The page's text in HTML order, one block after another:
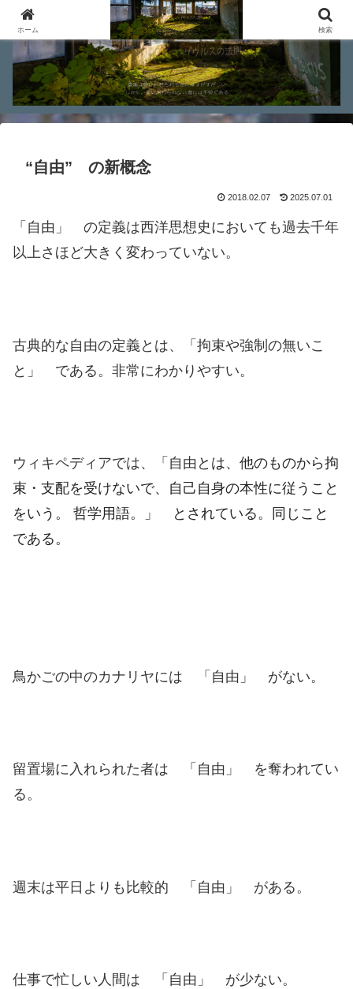
“自由” の新概念
2018.02.07 2025.07.01
「自由」 の定義は西洋思想史においても過去千年
以上さほど大きく変わっていない。
古典的な自由の定義とは、「拘束や強制の無いこ
と」 である。非常にわかりやすい。
ウィキペディアでは、「自由 とは、他のものから拘
束・支配を受けないで、自己自身の本性に従うこと
をいう。 哲学用語。」 とされている。同じこと
である。
鳥かごの中のカナリヤには 「自由」 がない。
留置場に入れられた者は 「自由」 を奪われてい
る。
週末は平日よりも比較的 「自由」 がある。
仕事で忙しい人間は 「自由」 が少ない。
ホーム 検索